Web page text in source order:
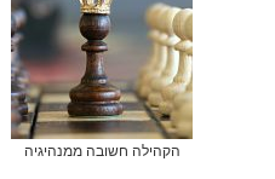
הקהילה חשובה ממנהיגיה